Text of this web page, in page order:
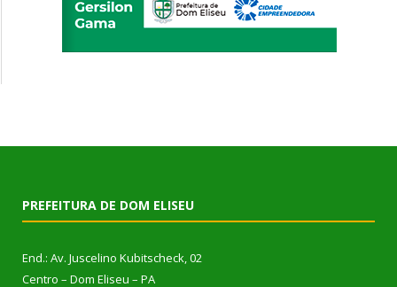
PREFEITURA DE DOM ELISEU
End.: Av. Juscelino Kubitscheck, 02
Centro – Dom Eliseu – PA